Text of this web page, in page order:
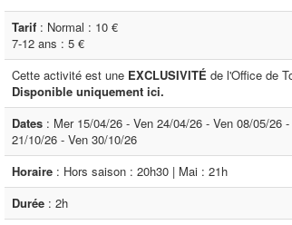
Tarif : Normal : 10 €
7-12 ans : 5 €
Cette activité est une EXCLUSIVITÉ de l'Office de
Disponible uniquement ici.
Dates : Mer 15/04/26 - Ven 24/04/26 - Ven 08/05/26
21/10/26 - Ven 30/10/26
Horaire : Hors saison : 20h30 | Mai : 21h
Durée : 2h